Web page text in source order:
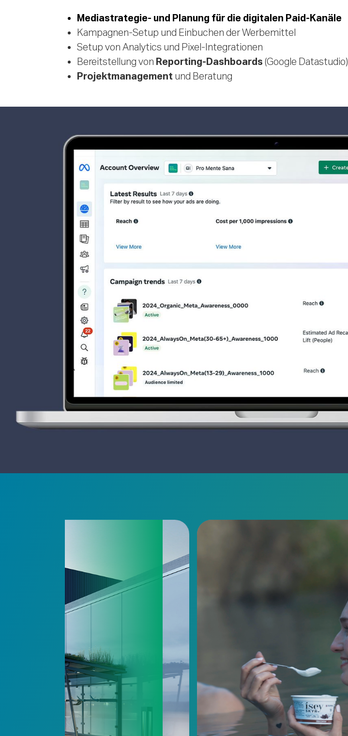
Mediastrategie- und Planung für die digitalen Paid-Kanäle
Kampagnen-Setup und Einbuchen der Werbemittel
Setup von Analytics und Pixel-Integrationen
Bereitstellung von Reporting-Dashboards (Google Datastudio)
Projektmanagement und Beratung